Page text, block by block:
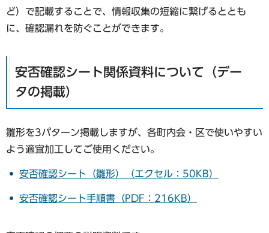
ど）で記載することで、情報収集の短縮に繋げるととも
に、確認漏れを防ぐことができます。
安否確認シート関係資料について（デー
タの掲載）
雛形を3パターン掲載しますが、各町内会・区で使いやすい
よう適宜加工してご使用ください。
安否確認シート（雛形）（エクセル：50KB）
安否確認シート手順書（PDF：216KB）